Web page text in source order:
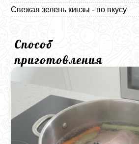
Свежая зелень кинзы - по вкусу
Способ
приготовления